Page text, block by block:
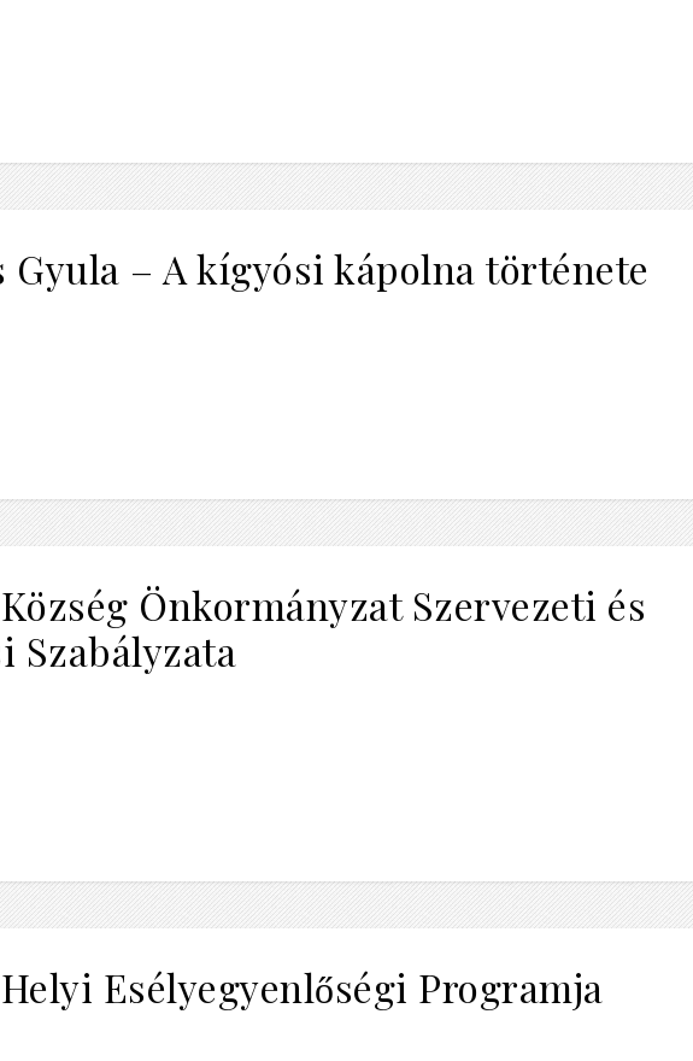
Gyula – A kígyósi kápolna története
Önkormányzat Szervezeti és
Szabályzata
Esélyegyenlőségi Programja